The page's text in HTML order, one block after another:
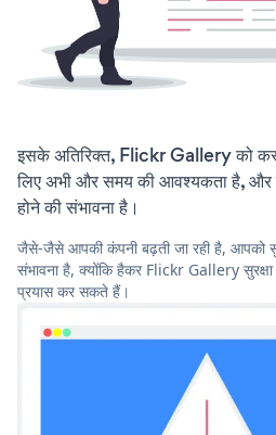
इसके अतिरिक्त, Flickr Gallery को
लिए अभी और समय की आवश्यकता है, और
होने की संभावना है।
जैसे-जैसे आपकी कंपनी बढ़ती जा रही है, आपको
संभावना है, क्योंकि हैकर Flickr Gallery सुरक्षा
प्रयास कर सकते हैं।